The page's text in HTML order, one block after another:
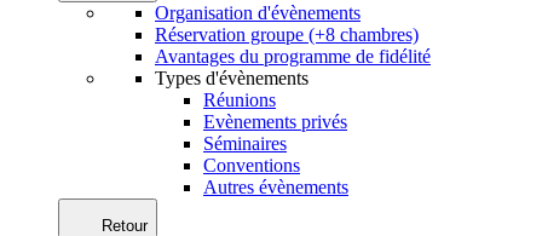
Organisation d'évènements
Réservation groupe (+8 chambres)
Avantages du programme de fidélité
Types d'évènements
Réunions
Evènements privés
Séminaires
Conventions
Autres évènements
Retour